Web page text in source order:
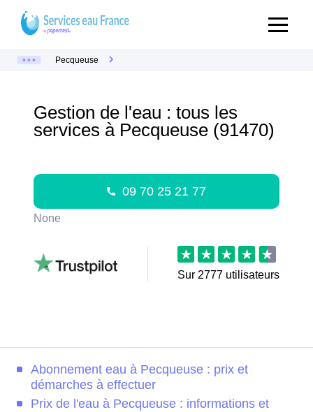
Pecqueuse
Gestion de l'eau : tous les
services à Pecqueuse (91470)
09 70 25 21 77
None
Sur 2777 utilisateurs
Abonnement eau à Pecqueuse : prix et
démarches à effectuer
Prix de l'eau à Pecqueuse : informations et